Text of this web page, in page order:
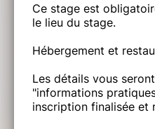
Ce stage est
le lieu du stage.
Hébergement et
Les détails vous
"informations
inscription finalisée et